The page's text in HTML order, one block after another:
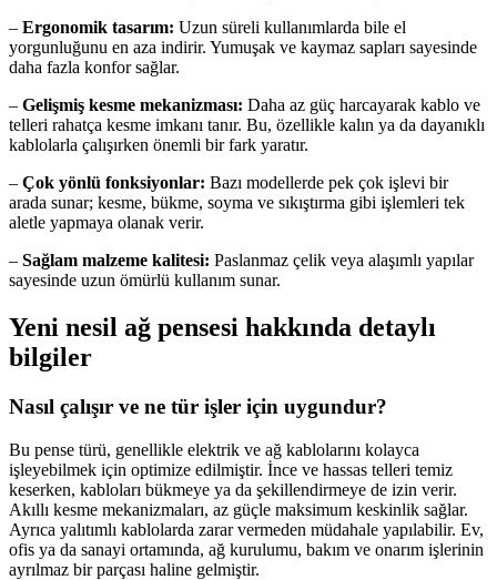
– Ergonomik tasarım: Uzun süreli kullanımlarda bile el
yorgunluğunu en aza indirir. Yumuşak ve kaymaz sapları sayesinde
daha fazla konfor sağlar.
– Gelişmiş kesme mekanizması: Daha az güç harcayarak kablo ve
telleri rahatça kesme imkanı tanır. Bu, özellikle kalın ya da dayanıklı
kablolarla çalışırken önemli bir fark yaratır.
– Çok yönlü fonksiyonlar: Bazı modellerde pek çok işlevi bir
arada sunar; kesme, bükme, soyma ve sıkıştırma gibi işlemleri tek
aletle yapmaya olanak verir.
– Sağlam malzeme kalitesi: Paslanmaz çelik veya alaşımlı yapılar
sayesinde uzun ömürlü kullanım sunar.
Yeni nesil ağ pensesi hakkında detaylı
bilgiler
Nasıl çalışır ve ne tür işler için uygundur?
Bu pense türü, genellikle elektrik ve ağ kablolarını kolayca
işleyebilmek için optimize edilmiştir. İnce ve hassas telleri temiz
keserken, kabloları bükmeye ya da şekillendirmeye de izin verir.
Akıllı kesme mekanizmaları, az güçle maksimum keskinlik sağlar.
Ayrıca yalıtımlı kablolarda zarar vermeden müdahale yapılabilir. Ev,
ofis ya da sanayi ortamında, ağ kurulumu, bakım ve onarım işlerinin
ayrılmaz bir parçası haline gelmiştir.